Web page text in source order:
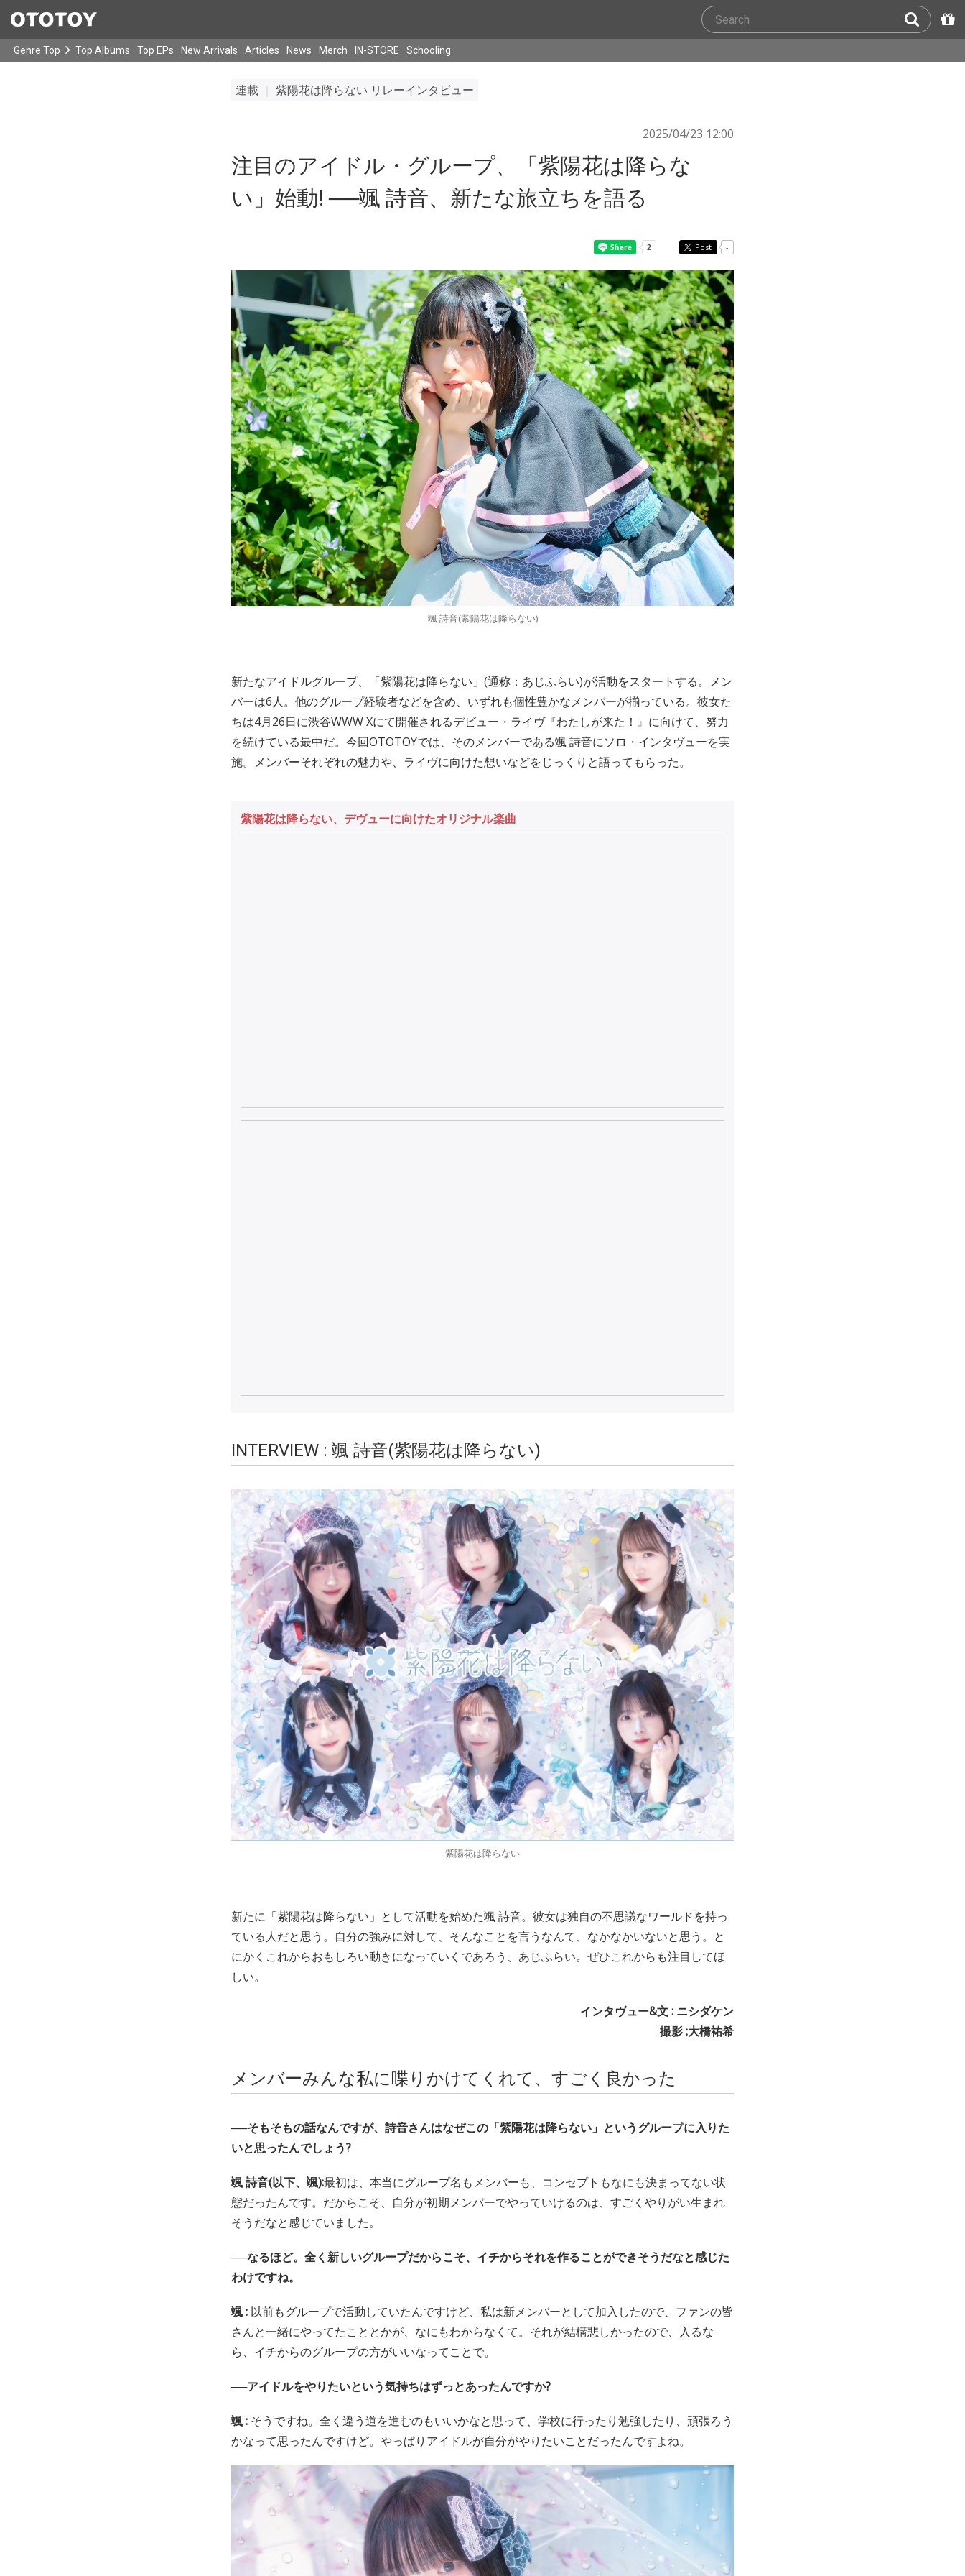
Genre Top Top Albums Top EPs New Arrivals Articles News Merch IN-STORE Schooling
連載 紫陽花は降らない リレーインタビュー
2025/04/23 12:00
注目のアイドル・グループ、「紫陽花は降らな
い」始動! ──颯 詩音、新たな旅立ちを語る
Post -
颯 詩音(紫陽花は降らない)
新たなアイドルグループ、「紫陽花は降らない」(通称：あじふらい)が活動をスタートする。メン
バーは6人。他のグループ経験者などを含め、いずれも個性豊かなメンバーが揃っている。彼女た
ちは4月26日に渋谷WWW Xにて開催されるデビュー・ライヴ『わたしが来た！』に向けて、努力
を続けている最中だ。今回OTOTOYでは、そのメンバーである颯 詩音にソロ・インタヴューを実
施。メンバーそれぞれの魅力や、ライヴに向けた想いなどをじっくりと語ってもらった。
紫陽花は降らない、デヴューに向けたオリジナル楽曲
INTERVIEW : 颯 詩音(紫陽花は降らない)
紫陽花は降らない
新たに「紫陽花は降らない」として活動を始めた颯 詩音。彼女は独自の不思議なワールドを持っ
ている人だと思う。自分の強みに対して、そんなことを言うなんて、なかなかいないと思う。と
にかくこれからおもしろい動きになっていくであろう、あじふらい。ぜひこれからも注目してほ
しい。
インタヴュー&文 : ニシダケン
撮影 :大橋祐希
メンバーみんな私に喋りかけてくれて、すごく良かった
──そもそもの話なんですが、詩音さんはなぜこの「紫陽花は降らない」というグループに入りた
いと思ったんでしょう?
颯 詩音(以下、颯):最初は、本当にグループ名もメンバーも、コンセプトもなにも決まってない状
態だったんです。だからこそ、自分が初期メンバーでやっていけるのは、すごくやりがい生まれ
そうだなと感じていました。
──なるほど。全く新しいグループだからこそ、イチからそれを作ることができそうだなと感じた
わけですね。
颯 : 以前もグループで活動していたんですけど、私は新メンバーとして加入したので、ファンの皆
さんと一緒にやってたこととかが、なにもわからなくて。それが結構悲しかったので、入るな
ら、イチからのグループの方がいいなってことで。
──アイドルをやりたいという気持ちはずっとあったんですか?
颯 : そうですね。全く違う道を進むのもいいかなと思って、学校に行ったり勉強したり、頑張ろう
かなって思ったんですけど。やっぱりアイドルが自分がやりたいことだったんですよね。